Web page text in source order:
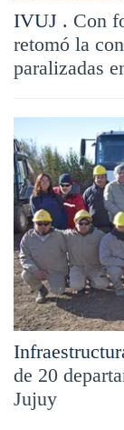
IVUJ . Con
retomó la
paralizadas
de 20
Jujuy